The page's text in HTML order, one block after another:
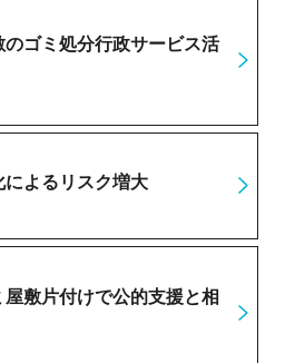
ゴミ処分行政サービス活
よるリスク増大
敷片付けで公的支援と相